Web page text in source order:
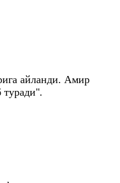
айланди. Амир
туради".